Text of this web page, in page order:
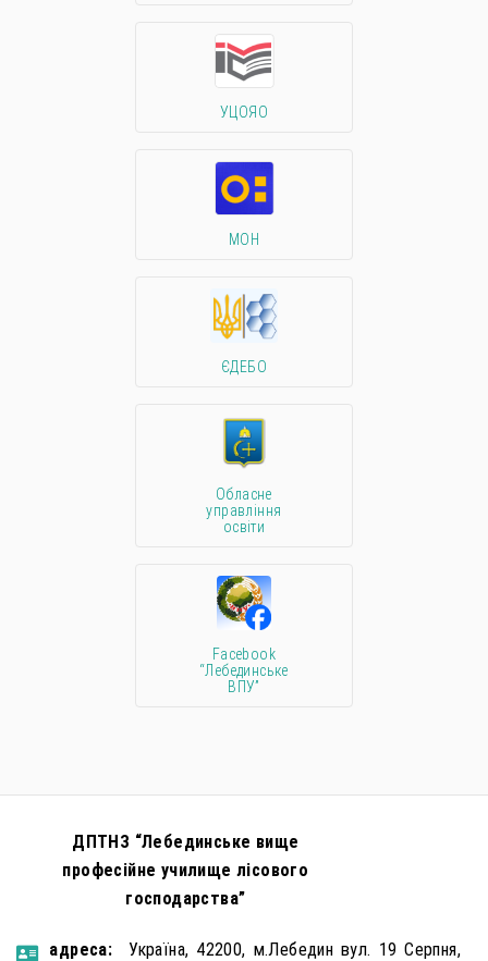
УЦОЯО
МОН
ЄДЕБО
Обласне
управління
освіти
Facebook
“Лебединське
ВПУ”
ДПТНЗ “Лебединське вище
професійне училище лісового
господарства”
aдресa:
Україна, 42200, м.Лебедин вул. 19 Серпня,